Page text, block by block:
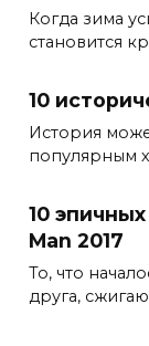
Когда зима
становится
10
История
популярным
10
Man 2017
То, что
друга,